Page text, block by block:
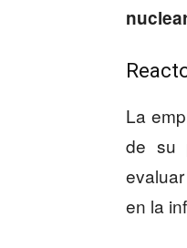
La
de su
en la